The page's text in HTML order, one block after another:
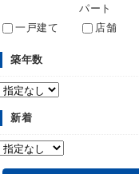
パート
一戸建て
店舗
築年数
新着